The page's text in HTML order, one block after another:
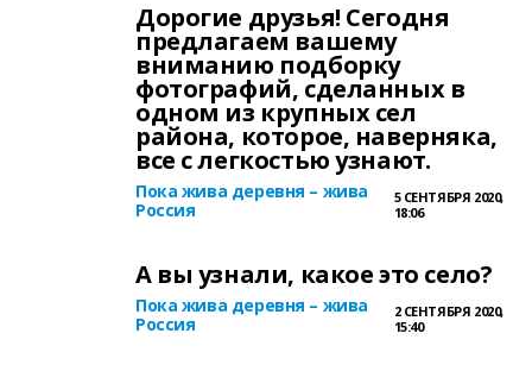
Дорогие друзья! Сегодня
предлагаем вашему
вниманию подборку
фотографий, сделанных в
одном из крупных сел
района, которое, наверняка,
все с легкостью узнают.
Пока жива деревня – жива
Россия
5 СЕНТЯБРЯ 2020,
18:06
А вы узнали, какое это село?
Пока жива деревня – жива
Россия
2 СЕНТЯБРЯ 2020,
15:40